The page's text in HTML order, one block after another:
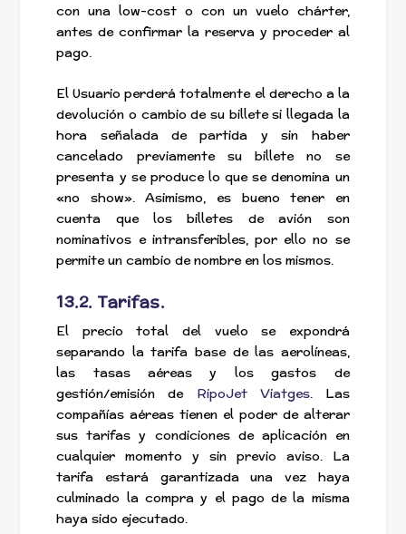
con una low-cost o con un vuelo chárter,
antes de confirmar la reserva y proceder al
pago.
El Usuario perderá totalmente el derecho a la
devolución o cambio de su billete si llegada la
hora señalada de partida y sin haber
cancelado previamente su billete no se
presenta y se produce lo que se denomina un
«no show». Asimismo, es bueno tener en
cuenta que los billetes de avión son
nominativos e intransferibles, por ello no se
permite un cambio de nombre en los mismos.
13.2. Tarifas.
El precio total del vuelo se expondrá
separando la tarifa base de las aerolíneas,
las tasas aéreas y los gastos de
gestión/emisión de RipoJet Viatges. Las
compañías aéreas tienen el poder de alterar
sus tarifas y condiciones de aplicación en
cualquier momento y sin previo aviso. La
tarifa estará garantizada una vez haya
culminado la compra y el pago de la misma
haya sido ejecutado.